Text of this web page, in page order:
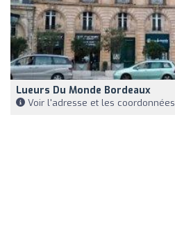
Lueurs Du Monde Bordeaux
Voir l'adresse et les coordonnées